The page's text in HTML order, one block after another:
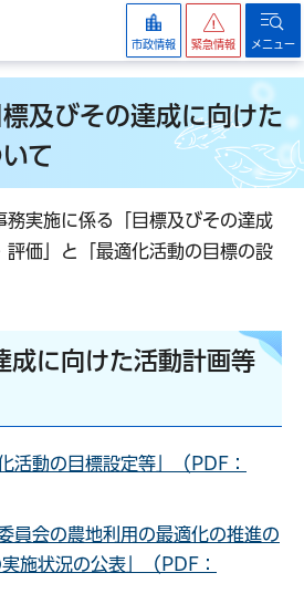
市政情報 緊急情報 メニュー
及びその達成に向けた
て
務実施に係る「目標及びその達成
評価」と「最適化活動の目標の設
成に向けた活動計画等
活動の目標設定等」（PDF：
員会の農地利用の最適化の推進の
施状況の公表」（PDF：